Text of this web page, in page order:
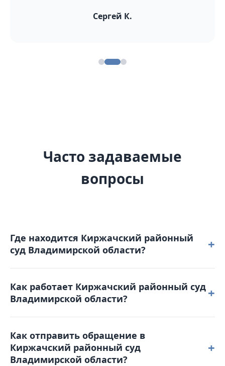
Сергей К.
Часто задаваемые
вопросы
Где находится Киржачский районный
суд Владимирской области?
+
расположен по адресу: 601010, Владимирская
область, г. Киржач, ул. Серегина, д. 12.
Как работает Киржачский районный суд
Владимирской области?
+
30 пятница: с 8-30 до 16-15. Обеденный перерыв с
13-00 до 13-45. Выходные дни: суббота,
Как отправить обращение в
Киржачский районный суд
Владимирской области?
+